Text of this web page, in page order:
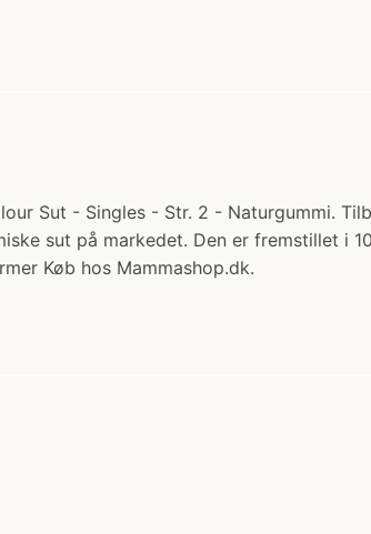
Sut - Singles - Str. 2 - Naturgummi.
sut på markedet. Den er fremstillet i
Køb hos Mammashop.dk.